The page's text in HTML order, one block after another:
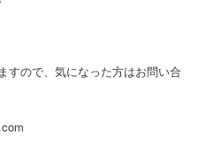
すので、気になった方はお問い合